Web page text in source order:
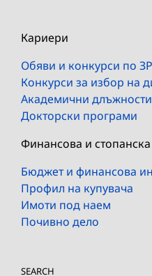
Кариери
Обяви и конкурси по
Конкурси за избор на
Академични
Докторски програми
Финансова и
Бюджет и финансова
Профил на купувача
Имоти под наем
Почивно дело
SEARCH